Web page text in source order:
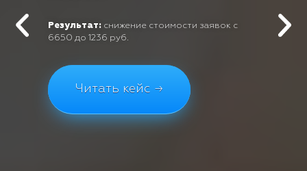
Результат: снижение стоимости заявок с
6650 до 1236 руб.
Читать кейс →